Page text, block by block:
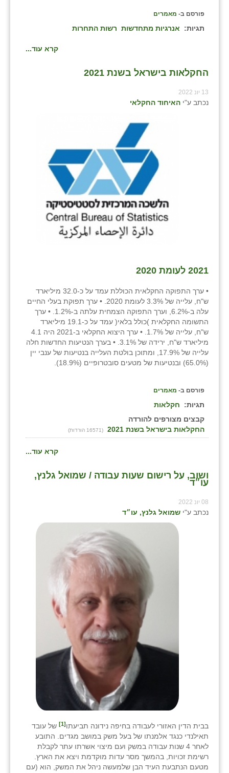
פורסם ב- מאמרים
תגיות: אנרגיות מתחדשות רשות התחרות
קרא עוד...
החקלאות בישראל בשנת 2021
13 יונ 2022
נכתב ע"י האיחוד החקלאי
2021 לעומת 2020
• ערך התפוקה החקלאית הכוללת עמד על כ-32.0 מיליארד
ש"ח, עלייה של 3.3% לעומת 2020. • ערך תפוקת בעלי החיים
עלה ב-6.2%, וערך התפוקה הצמחית עלתה ב-1.2%. • ערך
התשומה החקלאית )כולל בלאי( עמד על כ-19.1 מיליארד
ש"ח, עלייה של 1.7%. • ערך היצוא החקלאי ב-2021 היה 4.1
מיליארד ש"ח, ירידה של 3.1%. • בערך הנטיעות החדשות חלה
עלייה של 17.9%, ומתוכן בולטת העלייה בנטיעות של ענבי יין
(65.0%) ובנטיעות של מטעים סובטרופיים (18.9%).
פורסם ב- מאמרים
תגיות:
חקלאות
קבצים מצורפים להורדה
החקלאות בישראל בשנת 2021
(16571 הורדות)
קרא עוד...
ושוב, על רישום שעות עבודה / שמואל גלנץ,
עו״ד
08 יונ 2022
נכתב ע"י שמואל גלנץ, עו״ד
בבית הדין האזורי לעבודה בחיפה נידונה תביעתו[1]
של עובד
תאילנדי כנגד אלמנתו של בעל משק במושב מגדים. התובע
לאחר 4 שנות עבודה במשק ועם מיצוי אשרתו עתר לקבלת
רשימת זכויות, בהמשך מסר עדות מוקדמת ויצא את הארץ.
מטעם הנתבעת העיד הבן שלמעשה ניהל את המשק, הוא (עם
שבי ציון